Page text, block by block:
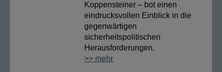
Koppensteiner – bot einen
eindrucksvollen Einblick in die
gegenwärtigen
sicherheitspolitischen
Herausforderungen.
>> mehr